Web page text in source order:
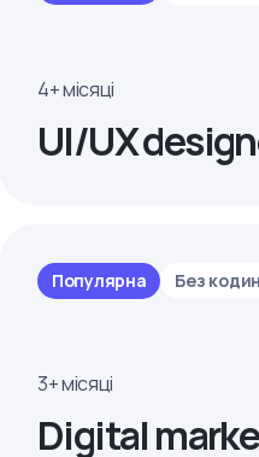
4+ місяці
UI/UX
Популярна Без
3+ місяці
Digital